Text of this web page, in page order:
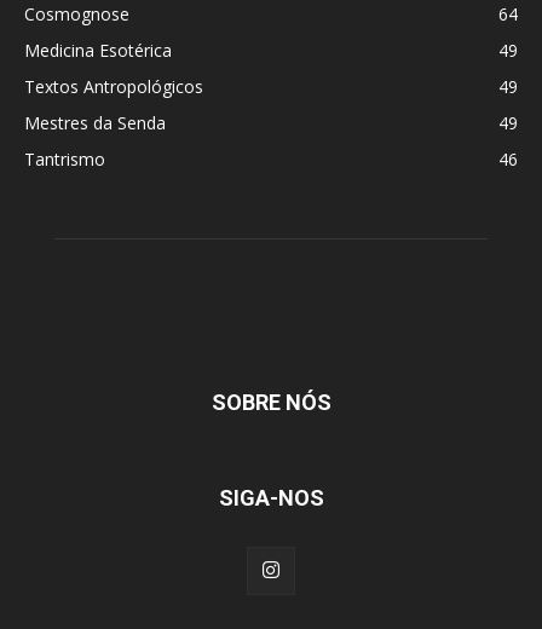
Cosmognose
64
Medicina Esotérica
49
Textos Antropológicos
49
Mestres da Senda
49
Tantrismo
46
SOBRE NÓS
SIGA-NOS